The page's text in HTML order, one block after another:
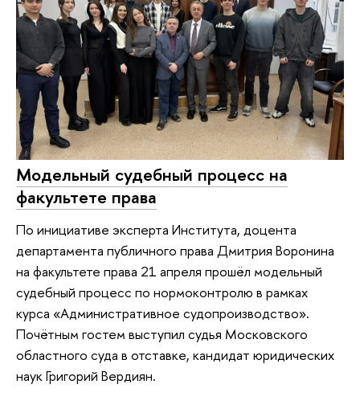
Модельный судебный процесс на
факультете права
По инициативе эксперта Института, доцента
департамента публичного права Дмитрия Воронина
на факультете права 21 апреля прошёл модельный
судебный процесс по нормоконтролю в рамках
курса «Административное судопроизводство».
Почётным гостем выступил судья Московского
областного суда в отставке, кандидат юридических
наук Григорий Вердиян.